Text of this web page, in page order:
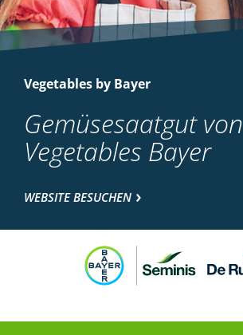
Vegetables by Bayer
Gemüsesaatgut von
Vegetables Bayer
WEBSITE BESUCHEN